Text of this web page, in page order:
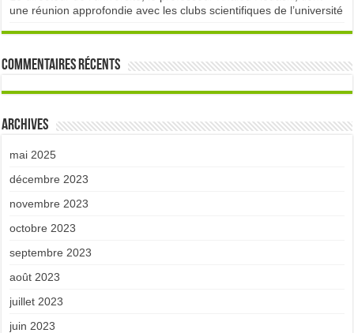
une réunion approfondie avec les clubs scientifiques de l’université
Commentaires récents
Archives
mai 2025
décembre 2023
novembre 2023
octobre 2023
septembre 2023
août 2023
juillet 2023
juin 2023